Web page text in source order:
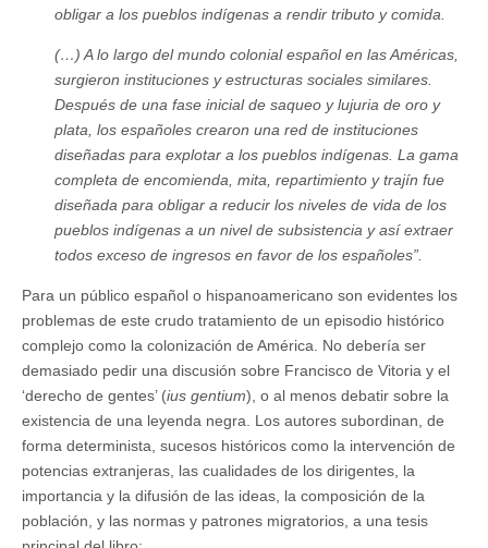
obligar a los pueblos indígenas a rendir tributo y comida.
(…) A lo largo del mundo colonial español en las Américas,
surgieron instituciones y estructuras sociales similares.
Después de una fase inicial de saqueo y lujuria de oro y
plata, los españoles crearon una red de instituciones
diseñadas para explotar a los pueblos indígenas. La gama
completa de encomienda, mita, repartimiento y trajín fue
diseñada para obligar a reducir los niveles de vida de los
pueblos indígenas a un nivel de subsistencia y así extraer
todos exceso de ingresos en favor de los españoles”.
Para un público español o hispanoamericano son evidentes los
problemas de este crudo tratamiento de un episodio histórico
complejo como la colonización de América. No debería ser
demasiado pedir una discusión sobre Francisco de Vitoria y el
‘derecho de gentes’ (ius gentium), o al menos debatir sobre la
existencia de una leyenda negra. Los autores subordinan, de
forma determinista, sucesos históricos como la intervención de
potencias extranjeras, las cualidades de los dirigentes, la
importancia y la difusión de las ideas, la composición de la
población, y las normas y patrones migratorios, a una tesis